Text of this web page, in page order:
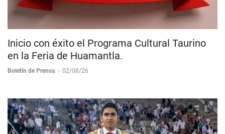
Inicio con éxito el Programa Cultural Taurino
en la Feria de Huamantla.
Boletín de Prensa - 02/08/26